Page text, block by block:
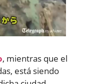
, mientras que el
está siendo